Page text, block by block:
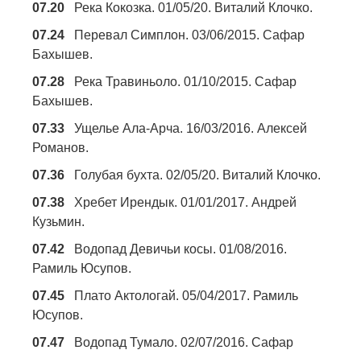
07.20 Река Кокозка. 01/05/20. Виталий Клочко.
07.24 Перевал Симплон. 03/06/2015. Сафар
Бахышев.
07.28 Река Травиньоло. 01/10/2015. Сафар
Бахышев.
07.33 Ущелье Ала-Арча. 16/03/2016. Алексей
Романов.
07.36 Голубая бухта. 02/05/20. Виталий Клочко.
07.38 Хребет Ирендык. 01/01/2017. Андрей
Кузьмин.
07.42 Водопад Девичьи косы. 01/08/2016.
Рамиль Юсупов.
07.45 Плато Актологай. 05/04/2017. Рамиль
Юсупов.
07.47 Водопад Тумало. 02/07/2016. Сафар